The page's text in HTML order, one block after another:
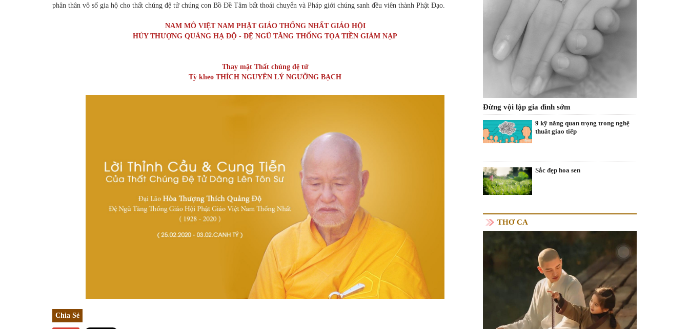
phân thân vô số gia hộ cho thất chúng đệ tử chúng con Bồ Đề Tâm bất thoái chuyển và Pháp giới chúng sanh đều viên thành Phật Đạo.
NAM MÔ VIỆT NAM PHẬT GIÁO THỐNG NHẤT GIÁO HỘI
HÚY THƯỢNG QUẢNG HẠ ĐỘ - ĐỆ NGŨ TĂNG THỐNG TỌA TIỀN GIÁM NẠP
Thay mặt Thất chúng đệ tử
Tỳ kheo THÍCH NGUYÊN LÝ NGƯỠNG BẠCH
Chia Sẻ
Đừng vội lập gia đình sớm
9 kỹ năng quan trọng trong nghệ
thuât giao tiếp
Sắc đẹp hoa sen
THƠ CA